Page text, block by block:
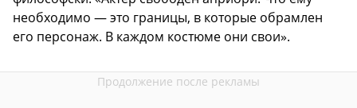
необходимо — это границы, в которые обрамлен
его персонаж. В каждом костюме они свои».